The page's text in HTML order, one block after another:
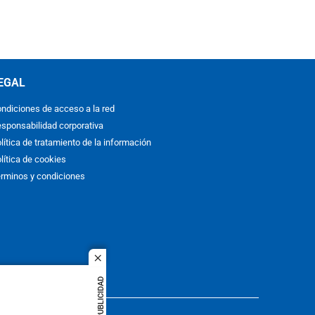
close
PUBLICIDAD
de acceso a la red
corporativa
de tratamiento de la información
de cookies
y condiciones